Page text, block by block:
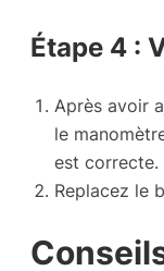
Étape 4 :
Après avoir
le
est correcte.
Replacez le